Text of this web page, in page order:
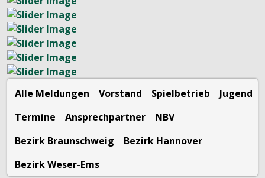
Alle Meldungen Vorstand Spielbetrieb
Jugend
Termine
Ansprechpartner
NBV
Bezirk Braunschweig
Bezirk Hannover
Bezirk Weser-Ems